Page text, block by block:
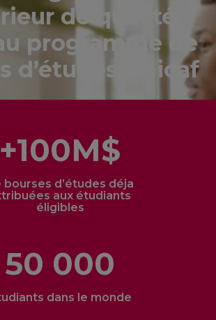
de qualité
programme de
d’études Unicaf
+100M$
bourses d’études déja
aux étudiants
éligibles
50 000
dans le monde